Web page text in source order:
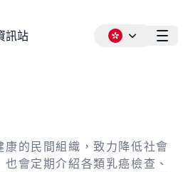
訊站
康的民間組織，致力降低社會
會定期介紹各類乳癌檢查、